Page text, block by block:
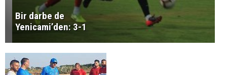
Bir darbe de
Yenicami’den: 3-1